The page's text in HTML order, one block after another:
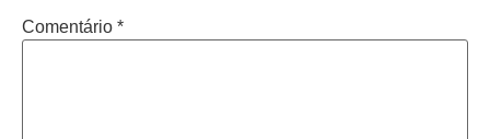
Comentário *